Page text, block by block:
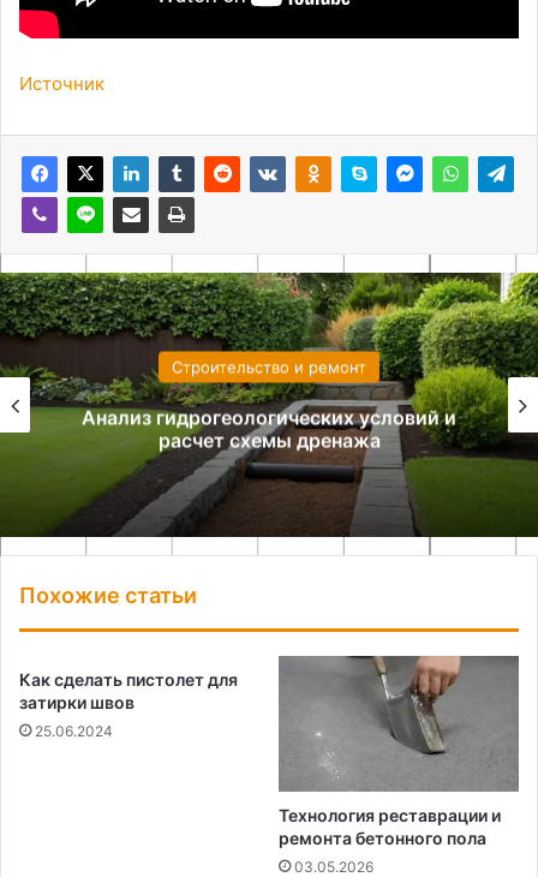
Источник
Строительство и ремонт
Анализ гидрогеологических условий и
расчет схемы дренажа
Похожие статьи
Как сделать пистолет для
затирки швов
25.06.2024
Технология реставрации и
ремонта бетонного пола
03.05.2026